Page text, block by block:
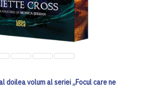
doilea volum al seriei „Focul care ne